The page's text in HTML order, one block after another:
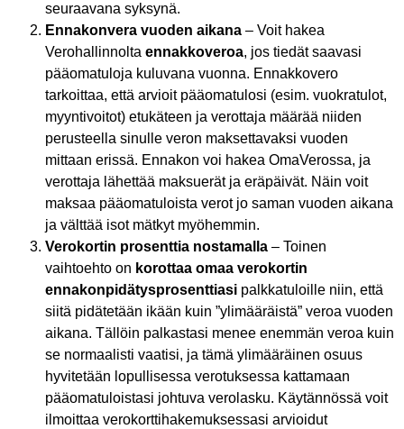
seuraavana syksynä.
Ennakonvera vuoden aikana – Voit hakea
Verohallinnolta ennakkoveroa, jos tiedät saavasi
pääomatuloja kuluvana vuonna. Ennakkovero
tarkoittaa, että arvioit pääomatulosi (esim. vuokratulot,
myyntivoitot) etukäteen ja verottaja määrää niiden
perusteella sinulle veron maksettavaksi vuoden
mittaan erissä. Ennakon voi hakea OmaVerossa, ja
verottaja lähettää maksuerät ja eräpäivät. Näin voit
maksaa pääomatuloista verot jo saman vuoden aikana
ja välttää isot mätkyt myöhemmin.
Verokortin prosenttia nostamalla – Toinen
vaihtoehto on korottaa omaa verokortin
ennakonpidätysprosenttiasi palkkatuloille niin, että
siitä pidätetään ikään kuin ”ylimääräistä” veroa vuoden
aikana. Tällöin palkastasi menee enemmän veroa kuin
se normaalisti vaatisi, ja tämä ylimääräinen osuus
hyvitetään lopullisessa verotuksessa kattamaan
pääomatuloistasi johtuva verolasku. Käytännössä voit
ilmoittaa verokorttihakemuksessasi arvioidut